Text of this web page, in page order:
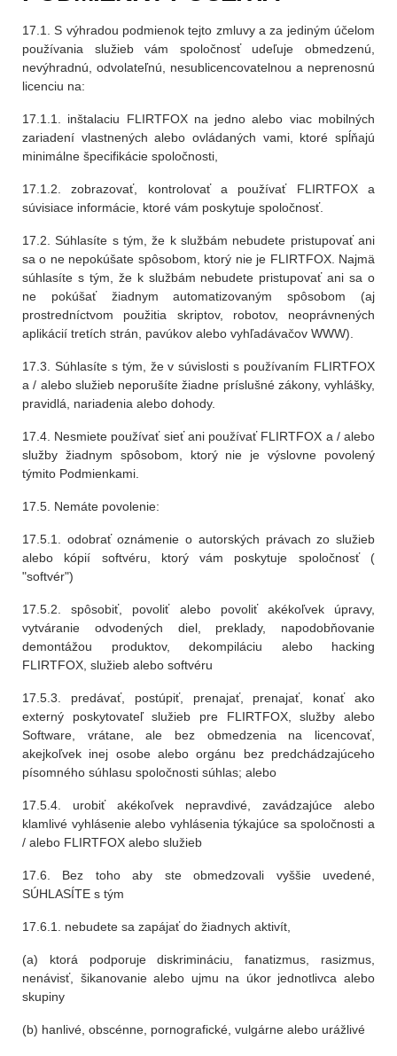
17.1. S výhradou podmienok tejto zmluvy a za jediným účelom
používania služieb vám spoločnosť udeľuje obmedzenú,
nevýhradnú, odvolateľnú, nesublicencovatelnou a neprenosnú
licenciu na:
17.1.1. inštalaciu FLIRTFOX na jedno alebo viac mobilných
zariadení vlastnených alebo ovládaných vami, ktoré spĺňajú
minimálne špecifikácie spoločnosti,
17.1.2. zobrazovať, kontrolovať a používať FLIRTFOX a
súvisiace informácie, ktoré vám poskytuje spoločnosť.
17.2. Súhlasíte s tým, že k službám nebudete pristupovať ani
sa o ne nepokúšate spôsobom, ktorý nie je FLIRTFOX. Najmä
súhlasíte s tým, že k službám nebudete pristupovať ani sa o
ne pokúšať žiadnym automatizovaným spôsobom (aj
prostredníctvom použitia skriptov, robotov, neoprávnených
aplikácií tretích strán, pavúkov alebo vyhľadávačov WWW).
17.3. Súhlasíte s tým, že v súvislosti s používaním FLIRTFOX
a / alebo služieb neporušíte žiadne príslušné zákony, vyhlášky,
pravidlá, nariadenia alebo dohody.
17.4. Nesmiete používať sieť ani používať FLIRTFOX a / alebo
služby žiadnym spôsobom, ktorý nie je výslovne povolený
týmito Podmienkami.
17.5. Nemáte povolenie:
17.5.1. odobrať oznámenie o autorských právach zo služieb
alebo kópií softvéru, ktorý vám poskytuje spoločnosť (
"softvér")
17.5.2. spôsobiť, povoliť alebo povoliť akékoľvek úpravy,
vytváranie odvodených diel, preklady, napodobňovanie
demontážou produktov, dekompiláciu alebo hacking
FLIRTFOX, služieb alebo softvéru
17.5.3. predávať, postúpiť, prenajať, prenajať, konať ako
externý poskytovateľ služieb pre FLIRTFOX, služby alebo
Software, vrátane, ale bez obmedzenia na licencovať,
akejkoľvek inej osobe alebo orgánu bez predchádzajúceho
písomného súhlasu spoločnosti súhlas; alebo
17.5.4. urobiť akékoľvek nepravdivé, zavádzajúce alebo
klamlivé vyhlásenie alebo vyhlásenia týkajúce sa spoločnosti a
/ alebo FLIRTFOX alebo služieb
17.6. Bez toho aby ste obmedzovali vyššie uvedené,
SÚHLASÍTE s tým
17.6.1. nebudete sa zapájať do žiadnych aktivít,
(a) ktorá podporuje diskrimináciu, fanatizmus, rasizmus,
nenávisť, šikanovanie alebo ujmu na úkor jednotlivca alebo
skupiny
(b) hanlivé, obscénne, pornografické, vulgárne alebo urážlivé